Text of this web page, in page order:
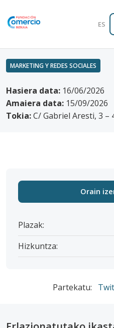
ES
MARKETING Y REDES SOCIALES
Hasiera data: 16/06/2026
Amaiera data: 15/09/2026
Tokia:C/ Gabriel Aresti, 3 –
Orain
Plazak:
Hizkuntza:
Partekatu: